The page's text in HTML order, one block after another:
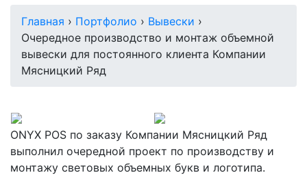
Главная › Портфолио › Вывески ›
Очередное производство и монтаж объемной
вывески для постоянного клиента Компании
Мясницкий Ряд
ONYX POS по заказу Компании Мясницкий Ряд
выполнил очередной проект по производству и
монтажу световых объемных букв и логотипа.